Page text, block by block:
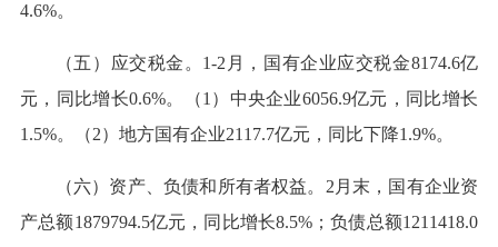
4.6%。
（五）应交税金。1-2月，国有企业应交税金8174.6亿
元，同比增长0.6%。（1）中央企业6056.9亿元，同比增长
1.5%。（2）地方国有企业2117.7亿元，同比下降1.9%。
（六）资产、负债和所有者权益。2月末，国有企业资
产总额1879794.5亿元，同比增长8.5%；负债总额1211418.0